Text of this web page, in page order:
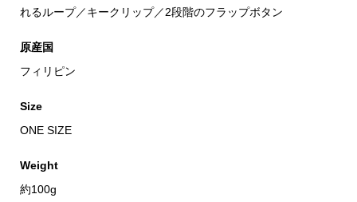
れるループ／キークリップ／2段階のフラップボタン
原産国
フィリピン
Size
ONE SIZE
Weight
約100g